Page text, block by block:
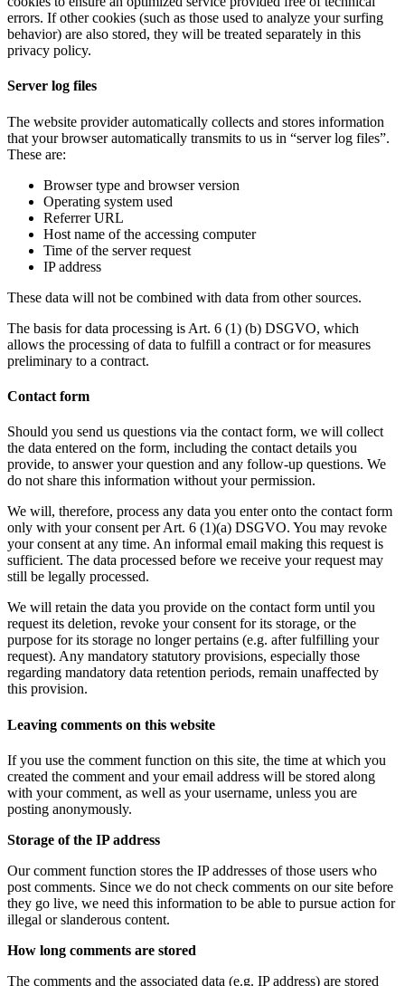
errors. If other cookies (such as those used to analyze your surfing
behavior) are also stored, they will be treated separately in this
privacy policy.
Server log files
The website provider automatically collects and stores information
that your browser automatically transmits to us in “server log files”.
These are:
Browser type and browser version
Operating system used
Referrer URL
Host name of the accessing computer
Time of the server request
IP address
These data will not be combined with data from other sources.
The basis for data processing is Art. 6 (1) (b) DSGVO, which
allows the processing of data to fulfill a contract or for measures
preliminary to a contract.
Contact form
Should you send us questions via the contact form, we will collect
the data entered on the form, including the contact details you
provide, to answer your question and any follow-up questions. We
do not share this information without your permission.
We will, therefore, process any data you enter onto the contact form
only with your consent per Art. 6 (1)(a) DSGVO. You may revoke
your consent at any time. An informal email making this request is
sufficient. The data processed before we receive your request may
still be legally processed.
We will retain the data you provide on the contact form until you
request its deletion, revoke your consent for its storage, or the
purpose for its storage no longer pertains (e.g. after fulfilling your
request). Any mandatory statutory provisions, especially those
regarding mandatory data retention periods, remain unaffected by
this provision.
Leaving comments on this website
If you use the comment function on this site, the time at which you
created the comment and your email address will be stored along
with your comment, as well as your username, unless you are
posting anonymously.
Storage of the IP address
Our comment function stores the IP addresses of those users who
post comments. Since we do not check comments on our site before
they go live, we need this information to be able to pursue action for
illegal or slanderous content.
How long comments are stored
The comments and the associated data (e.g. IP address) are stored